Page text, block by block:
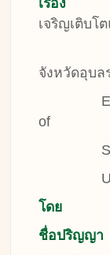
เรื่อ
เจริญเติบโ
ผลผลิ
จังหวัดอุบล
Effects
of
Shallot
Ubon
โด
ชื่อปริ